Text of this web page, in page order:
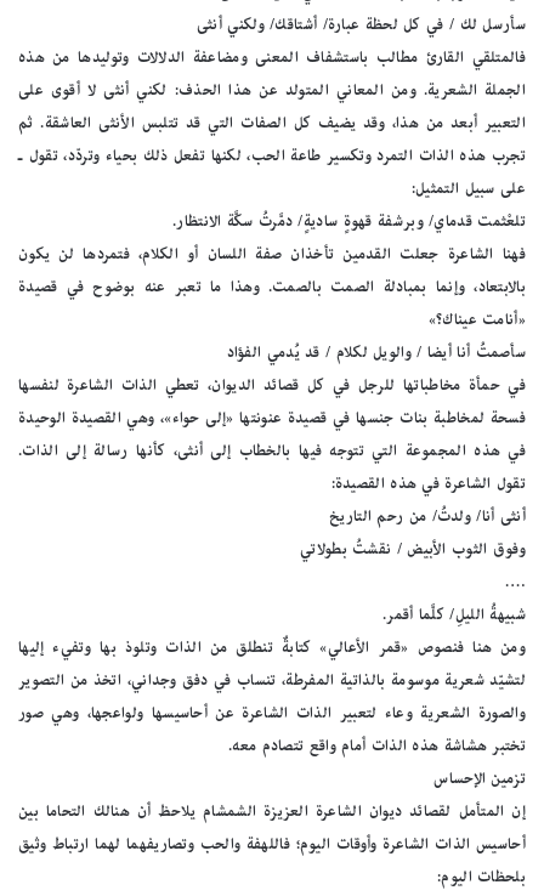
سأرسل لك / في كل لحظة عبارة/ أشتاقك/ ولكني أنثى
فالمتلقي القارئ مطالب باستشفاف المعنى ومضاعفة الدلالات وتوليدها من هذه
الجملة الشعرية. ومن المعاني المتولد عن هذا الحذف: لكني أنثى لا أقوى على
التعبير أبعد من هذا، وقد يضيف كل الصفات التي قد تتلبس الأنثى العاشقة. ثم
تجرب هذه الذات التمرد وتكسير طاعة الحب، لكنها تفعل ذلك بحياء وتردّد، تقول ـ
على سبيل التمثيل:
تلعْثمت قدماي/ وبرشفة قهوةٍ ساديةٍ/ دمَّرتُ سكَّة الانتظار.
فهنا الشاعرة جعلت القدمين تأخذان صفة اللسان أو الكلام، فتمردها لن يكون
بالابتعاد، وإنما بمبادلة الصمت بالصمت. وهذا ما تعبر عنه بوضوح في قصيدة
«أنامت عيناك؟»
سأصمتُ أنا أيضا / والويل لكلام / قد يُدمي الفؤاد
في حمأة مخاطباتها للرجل في كل قصائد الديوان، تعطي الذات الشاعرة لنفسها
فسحة لمخاطبة بنات جنسها في قصيدة عنونتها «إلى حواء»، وهي القصيدة الوحيدة
في هذه المجموعة التي تتوجه فيها بالخطاب إلى أنثى، كأنها رسالة إلى الذات.
تقول الشاعرة في هذه القصيدة:
أنثى أنا/ ولدتُ/ من رحم التاريخ
وفوق الثوب الأبيض / نقشتُ بطولاتي
….
شبيهةُ الليلِ/ كلَّما أقمر.
ومن هنا فنصوص «قمر الأعالي» كتابةٌ تنطلق من الذات وتلوذ بها وتفيء إليها
لتشيّد شعرية موسومة بالذاتية المفرطة، تنساب في دفق وجداني، اتخذ من التصوير
والصورة الشعرية وعاء لتعبير الذات الشاعرة عن أحاسيسها ولواعجها، وهي صور
تختبر هشاشة هذه الذات أمام واقع تتصادم معه.
تزمين الإحساس
إن المتأمل لقصائد ديوان الشاعرة العزيزة الشمشام يلاحظ أن هنالك التحاما بين
أحاسيس الذات الشاعرة وأوقات اليوم؛ فاللهفة والحب وتصاريفهما لهما ارتباط وثيق
بلحظات اليوم: